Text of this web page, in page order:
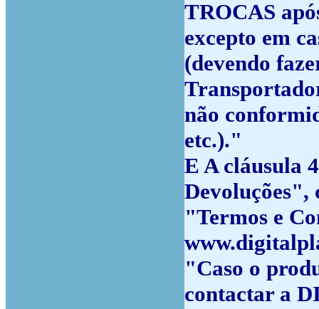
TROCAS
excepto em
(devendo
não
etc.)."
E A cláusula
Devoluções",
"Termos e
"Caso o
contactar a